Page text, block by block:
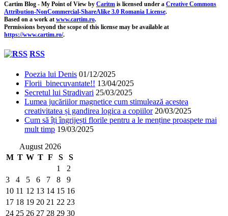
Cartim Blog - My Point of View by Caritm is licensed under a Creative Commons
Attribution-NonCommercial-ShareAlike 3.0 Romania License.
Based on a work at www.cartim.ro.
Permissions beyond the scope of this license may be available at
https://www.cartim.ro/.
RSS
Poezia lui Denis 01/12/2025
Florii binecuvantate!! 13/04/2025
Secretul lui Stradivari 25/03/2025
Lumea jucăriilor magnetice cum stimulează acestea
creativitatea și gandirea logica a copiilor 20/03/2025
Cum să îți îngrijești florile pentru a le menține proaspete mai
mult timp 19/03/2025
August 2026
M T W T F S
S
1
2
3
4 5 6 7 8
9
10 11 12 13 14 15 16
17 18 19 20 21 22 23
24 25 26 27 28 29 30